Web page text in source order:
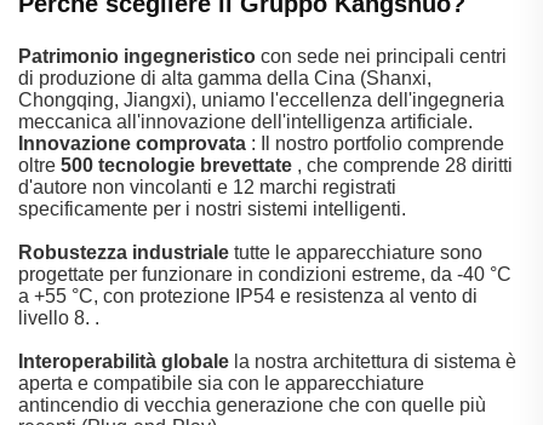
Patrimonio ingegneristico con sede nei principali centri
di produzione di alta gamma della Cina (Shanxi,
Chongqing, Jiangxi), uniamo l'eccellenza dell'ingegneria
meccanica all'innovazione dell'intelligenza artificiale.
Innovazione comprovata : Il nostro portfolio comprende
oltre 500 tecnologie brevettate , che comprende 28 diritti
d'autore non vincolanti e 12 marchi registrati
specificamente per i nostri sistemi intelligenti.
Robustezza industriale tutte le apparecchiature sono
progettate per funzionare in condizioni estreme, da -40 °C
a +55 °C, con protezione IP54 e resistenza al vento di
livello 8. .
Interoperabilità globale la nostra architettura di sistema è
aperta e compatibile sia con le apparecchiature
antincendio di vecchia generazione che con quelle più